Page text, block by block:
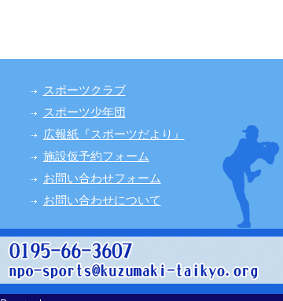
スポーツクラブ
スポーツ少年団
広報紙『スポーツだより』
施設仮予約フォーム
お問い合わせフォーム
お問い合わせについて